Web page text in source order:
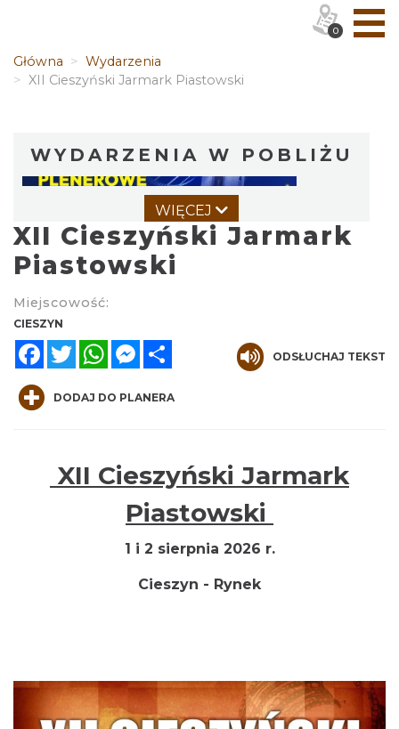
Główna
Wydarzenia
XII Cieszyński Jarmark Piastowski
WYDARZENIA W POBLIŻU
Cieszyn
Cieszyn
2026-08-21
WIĘCEJ
XII Cieszyński Jarmark
Piastowski
Miejscowość:
CIESZYN
FacebookTwitterWhatsAppMessenger
ODSŁUCHAJ TEKST
DODAJ DO PLANERA
XII Cieszyński Jarmark
Piastowski
1 i 2 sierpnia 2026 r.
Cieszyn - Rynek
0